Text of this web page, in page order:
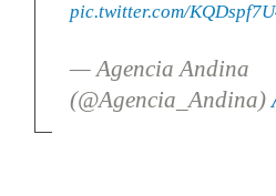
pic.twitter.com/
— Agencia Andina
(@Agencia_Andina)